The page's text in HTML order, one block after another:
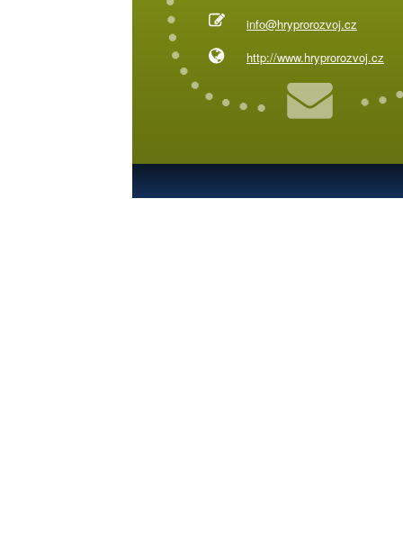
info@hryprorozvoj.cz
http://www.hryprorozvoj.cz